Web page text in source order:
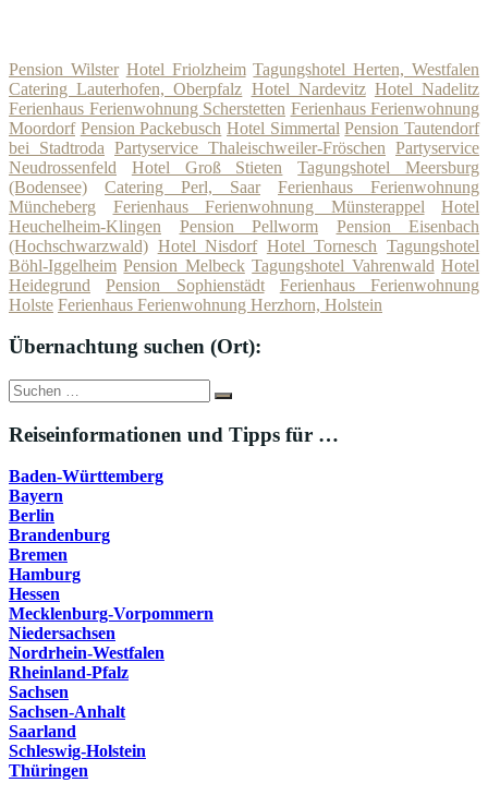
Pension Wilster Hotel Friolzheim Tagungshotel Herten, Westfalen
Catering Lauterhofen, Oberpfalz Hotel Nardevitz Hotel Nadelitz
Ferienhaus Ferienwohnung Scherstetten Ferienhaus Ferienwohnung
Moordorf Pension Packebusch Hotel Simmertal Pension Tautendorf
bei Stadtroda Partyservice Thaleischweiler-Fröschen Partyservice
Neudrossenfeld
Hotel Groß Stieten
Tagungshotel Meersburg
(Bodensee)
Catering Perl, Saar
Ferienhaus Ferienwohnung
Müncheberg
Ferienhaus Ferienwohnung Münsterappel
Hotel
Heuchelheim-Klingen
Pension Pellworm
Pension Eisenbach
(Hochschwarzwald) Hotel Nisdorf Hotel Tornesch Tagungshotel
Böhl-Iggelheim Pension Melbeck Tagungshotel Vahrenwald Hotel
Heidegrund
Pension Sophienstädt
Ferienhaus Ferienwohnung
Holste Ferienhaus Ferienwohnung Herzhorn, Holstein
Übernachtung suchen (Ort):
Suche
nach:
Suchen
Reiseinformationen und Tipps für …
Baden-Württemberg
Bayern
Berlin
Brandenburg
Bremen
Hamburg
Hessen
Mecklenburg-Vorpommern
Niedersachsen
Nordrhein-Westfalen
Rheinland-Pfalz
Sachsen
Sachsen-Anhalt
Saarland
Schleswig-Holstein
Thüringen